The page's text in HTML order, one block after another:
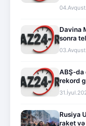
Davina
sonra
ABŞ-da
rekord
Rusiya
raket